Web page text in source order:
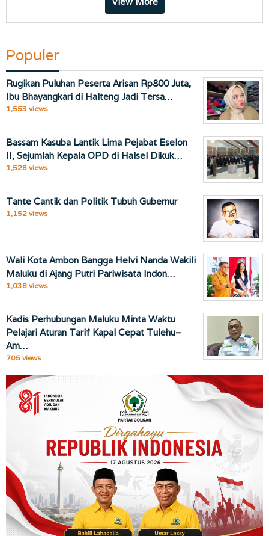
Populer
Rugikan Puluhan Peserta Arisan Rp800 Juta,
Ibu Bhayangkari di Halteng Jadi Tersa…
1,553 views
Bassam Kasuba Lantik Lima Pejabat Eselon
II, Sejumlah Kepala OPD di Halsel Dikuk…
1,528 views
Tante Cantik dan Politik Tubuh Gubernur
1,152 views
Wali Kota Ambon Bangga Helvi Nanda Wakili
Maluku di Ajang Putri Pariwisata Indon…
1,038 views
Kadis Perhubungan Maluku Minta Waktu
Pelajari Aturan Tarif Kapal Cepat Tulehu–
Am…
705 views